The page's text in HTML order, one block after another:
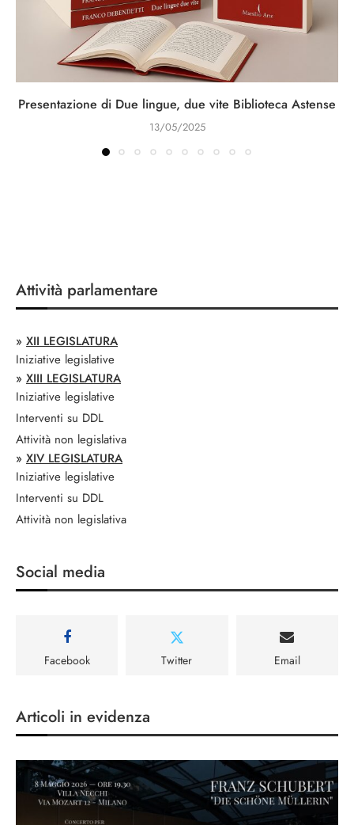
Presentazione di Due lingue, due vite Biblioteca Astense
13/05/2025
Attività parlamentare
» XII LEGISLATURA
Iniziative legislative
» XIII LEGISLATURA
Iniziative legislative
Interventi su DDL
Attività non legislativa
» XIV LEGISLATURA
Iniziative legislative
Interventi su DDL
Attività non legislativa
Social media
Facebook Twitter Email
Articoli in evidenza